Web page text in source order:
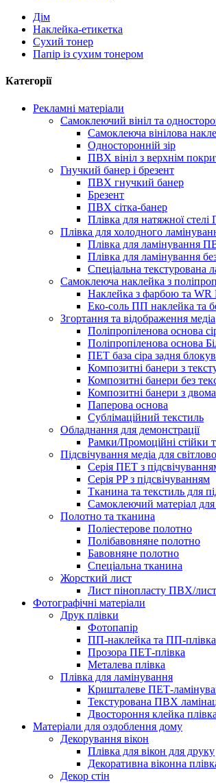
Дім
Наклейка-етикетка
Сухий тонер
Папір із сухим тонером
Категорії
Рекламні матеріали
Самоклеючий вініл та
Самоклеюча вінілова
Односторонній зір
ПВХ вініл з верхнім
Гнучкий банер і брезент
ПВХ гнучкий банер
Брезент
ПВХ сітка-банер
Плівка для натяжної
Плівка для холодного
Плівка для ламінування
Плівка для ламінування
Спеціальна текстурована
Самоклеюча наклейка з
Наклейка з фарбою та WR
Еко-соль ПП наклейка та
Згортання та відображення медіа
Поліпропіленова основа
Поліпропіленова основа
ПЕТ база сіра задня
Композитні банери з
Композитні банери без
Композитні банери з
Паперова основа
Сублімаційний текстиль
Обладнання для демонстрації
Рамки/Промоційні стійки
Підсвічування медіа для
Серія ПЕТ з
Серія PP з підсвічуванням
Тканина та текстиль для
Самоклеючий матеріал для
Полотно та тканина
Поліестерове полотно
Полібавовняне полотно
Бавовняне полотно
Спеціальна тканина
Жорсткий лист
Лист пінопласту ПВХ/
Фотографічні матеріали
Друк плівки
Фотопапір
ПП-наклейка та ПП-плівка
Прозора ПЕТ-плівка
Металева плівка
Плівка для ламінування
Кришталеве ПЕТ-
Текстурована ПВХ
Двостороння клейка плівка
Матеріали для оздоблення дому
Декорування вікон
Плівка для вікон для друку
Декоративна віконна
Декор стін